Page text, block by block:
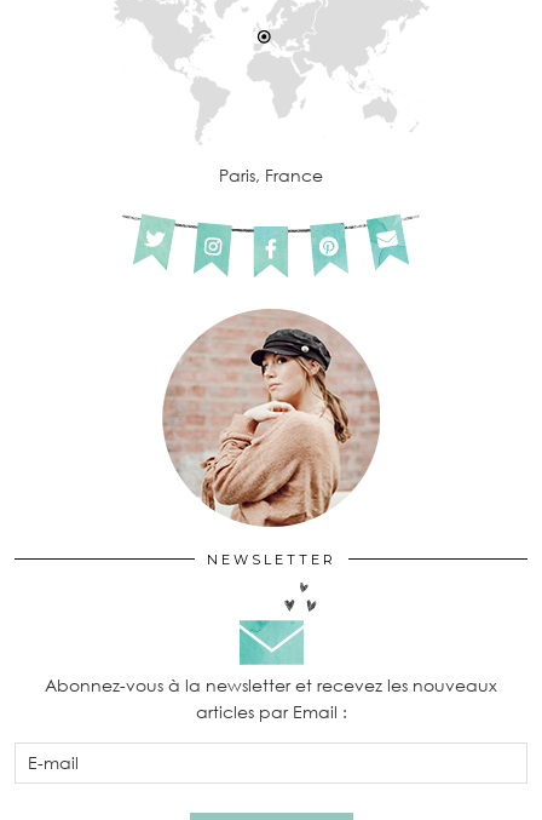
Paris, France
NEWSLETTER
Abonnez-vous à la newsletter et recevez les nouveaux
articles par Email :